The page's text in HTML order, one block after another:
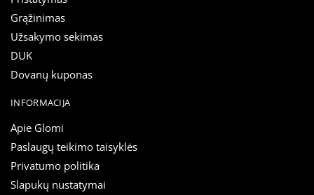
Grąžinimas
Užsakymo sekimas
DUK
Dovanų kuponas
INFORMACIJA
Apie Glomi
Paslaugų teikimo taisyklės
Privatumo politika
Slapukų nustatymai